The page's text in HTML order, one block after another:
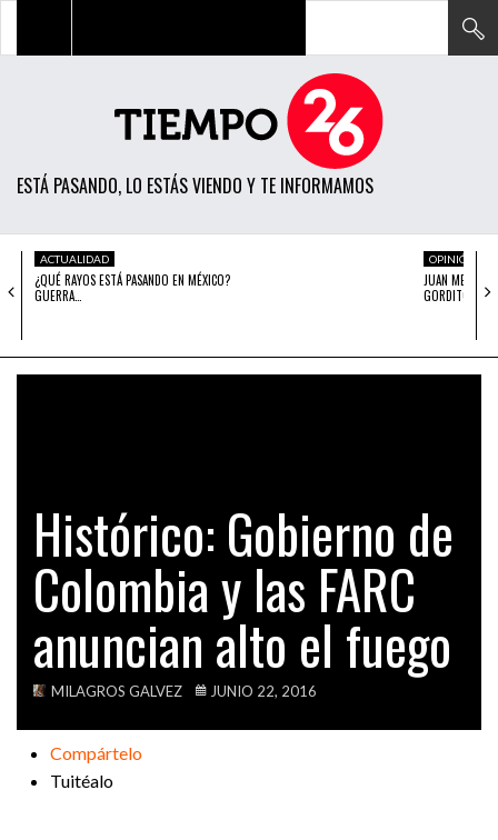
ESTÁ PASANDO, LO ESTÁS VIENDO Y TE INFORMAMOS
POLÍTICA
ECONOMÍA
SOCIEDAD
OPINIÓN
VIDEOS
ACTUALIDAD
¿QUÉ RAYOS ESTÁ PASANDO EN MÉXICO?
GUERRA…
OPINIÓN
JUAN
GORDITO
Histórico: Gobierno de
Colombia y las FARC
anuncian alto el fuego
MILAGROS GALVEZ JUNIO 22, 2016
Compártelo
Tuitéalo